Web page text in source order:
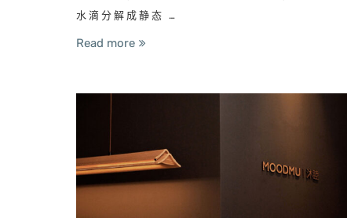
水滴分解成静态 …
Read more